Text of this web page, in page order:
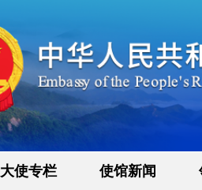
大使专栏 使馆新闻